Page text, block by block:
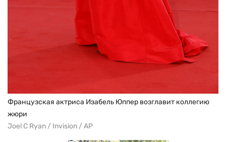
Французская актриса Изабель Юппер возглавит коллегию
жюри
Joel C Ryan / Invision / AP